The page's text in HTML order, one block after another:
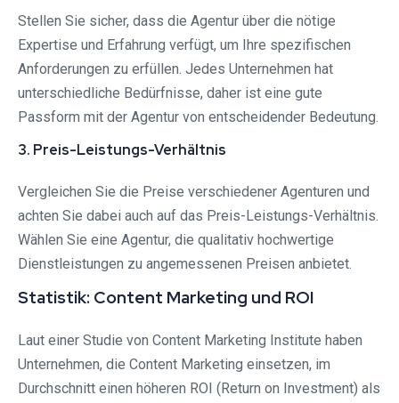
Stellen Sie sicher, dass die Agentur über die nötige
Expertise und Erfahrung verfügt, um Ihre spezifischen
Anforderungen zu erfüllen. Jedes Unternehmen hat
unterschiedliche Bedürfnisse, daher ist eine gute
Passform mit der Agentur von entscheidender Bedeutung.
3. Preis-Leistungs-Verhältnis
Vergleichen Sie die Preise verschiedener Agenturen und
achten Sie dabei auch auf das Preis-Leistungs-Verhältnis.
Wählen Sie eine Agentur, die qualitativ hochwertige
Dienstleistungen zu angemessenen Preisen anbietet.
Statistik: Content Marketing und ROI
Laut einer Studie von Content Marketing Institute haben
Unternehmen, die Content Marketing einsetzen, im
Durchschnitt einen höheren ROI (Return on Investment) als